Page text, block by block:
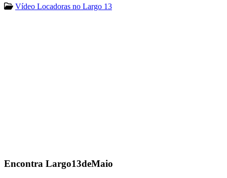
Vídeo Locadoras no Largo 13
Encontra Largo13deMaio